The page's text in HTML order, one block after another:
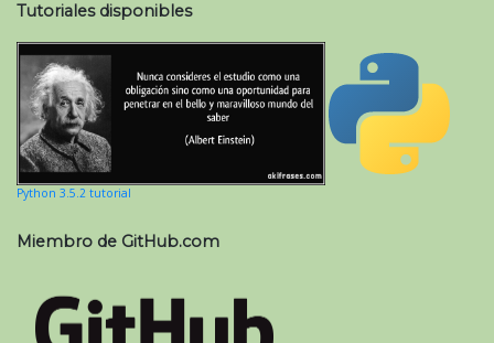
Tutoriales disponibles
Python 3.5.2 tutorial
Miembro de GitHub.com